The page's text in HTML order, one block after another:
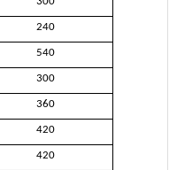
240
540
300
360
420
420